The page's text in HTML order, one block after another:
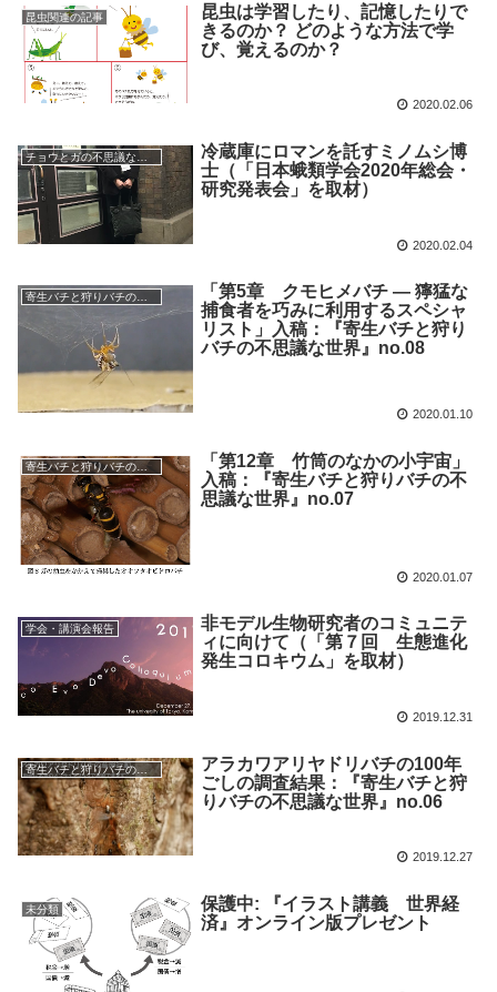
昆虫関連の記事
昆虫は学習したり、記憶したりで
きるのか？ どのような方法で学
び、覚えるのか？
2020.02.06
冷蔵庫にロマンを託すミノムシ博
士（「日本蛾類学会2020年総会・
研究発表会」を取材）
2020.02.04
寄生バチと狩りバチの不思議な世界
「第5章 クモヒメバチ ― 獰猛な
捕食者を巧みに利用するスペシャ
リスト」入稿：『寄生バチと狩り
バチの不思議な世界』no.08
2020.01.10
寄生バチと狩りバチの不思議な世界
「第12章 竹筒のなかの小宇宙」
入稿：『寄生バチと狩りバチの不
思議な世界』no.07
2020.01.07
学会・講演会報告
非モデル生物研究者のコミュニテ
ィに向けて（「第７回 生態進化
発生コロキウム」を取材）
2019.12.31
アラカワアリヤドリバチの100年
ごしの調査結果：『寄生バチと狩
りバチの不思議な世界』no.06
2019.12.27
未分類
保護中: 『イラスト講義 世界経
済』オンライン版プレゼント